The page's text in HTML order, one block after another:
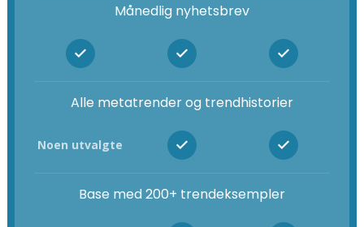
Månedlig nyhetsbrev
Alle metatrender og trendhistorier
Noen utvalgte
Base med 200+ trendeksempler